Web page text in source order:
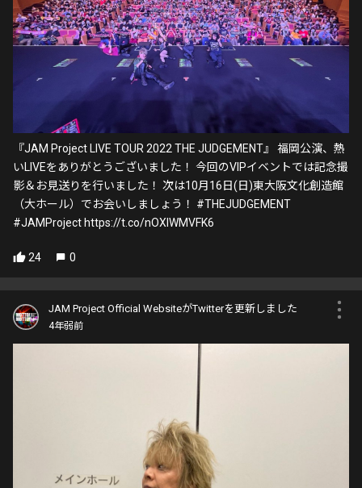
『JAM Project LIVE TOUR 2022 THE JUDGEMENT』 福岡公演、熱
いLIVEをありがとうございました！ 今回のVIPイベントでは記念撮
影＆お見送りを行いました！ 次は10月16日(日)東大阪文化創造館
（大ホール）でお会いしましょう！ #THEJUDGEMENT
#JAMProject https://t.co/nOXIWMVFK6
24 0
JAM Project Official WebsiteがTwitterを更新しました
4年弱前